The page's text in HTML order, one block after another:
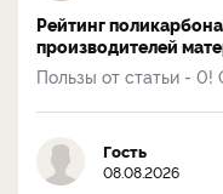
Рейтинг
производителей
Пользы от статьи - 0!
Гость
08.08.2026